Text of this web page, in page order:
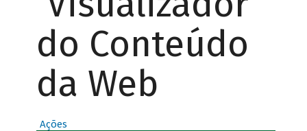
do Conteúdo
da Web
Ações